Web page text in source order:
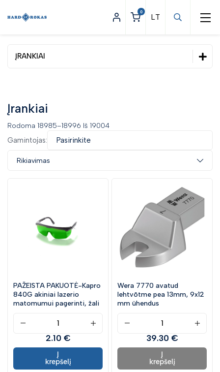
0
ĮRANKIAI
Darbo apranga
Įrankiai
Elektrinių įrankių priedai
Garažo įrankiai ir įranga
Įrankių laikymas
Rankiniai įrankiai
Sodo ir miško įrankiai
Įrankiai
Rodoma 18985–18996 Iš 19004
Gamintojas: Pasirinkite
Rikiavimas
PAŽEISTA PAKUOTĖ-Kapro
840G akiniai lazerio
matomumui pagerinti, žali
2.10 €
Į
krepšelį
Wera 7770 avatud
lehtvõtme pea 13mm, 9x12
mm ühendus
39.30 €
Į
krepšelį